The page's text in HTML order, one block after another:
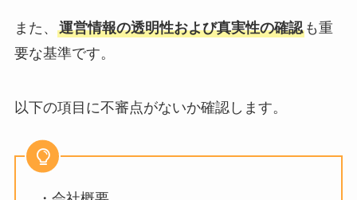
また、 運営情報の透明性および真実性の確認も重
要な基準です。
以下の項目に不審点がないか確認します。